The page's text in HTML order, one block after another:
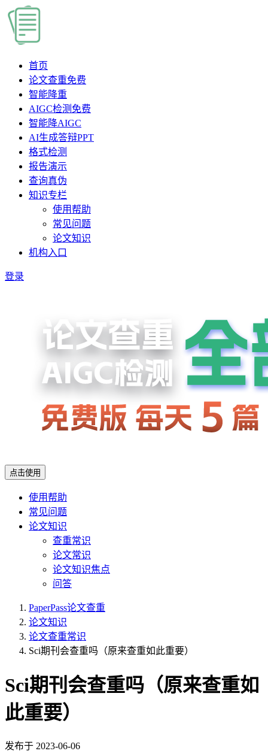
首页
论文查重免费
智能降重
AIGC检测 免费
智能降AIGC
AI生成答辩PPT
格式检测
报告演示
查询真伪
知识专栏
使用帮助
常见问题
论文知识
机构入口
登录
点击使用
使用帮助
常见问题
论文知识
查重常识
论文常识
论文知识焦点
问答
PaperPass论文查重
论文知识
论文查重常识
Sci期刊会查重吗（原来查重如此重要）
Sci期刊会查重吗（原来查重如
此重要）
发布于 2023-06-06